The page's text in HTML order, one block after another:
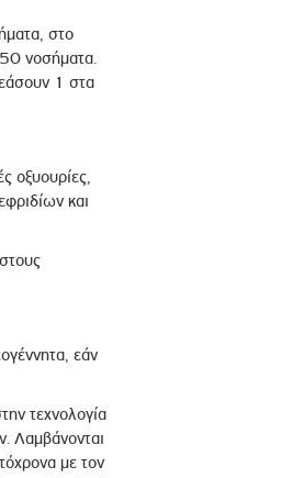
στο
νοσήματα.
1 στα
οξυουρίες,
και
εάν
τεχνολογία
Λαμβάνονται
με τον